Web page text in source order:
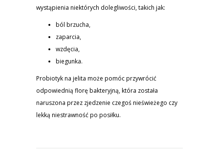
wystąpienia niektórych dolegliwości, takich jak:
ból brzucha,
zaparcia,
wzdęcia,
biegunka.
Probiotyk na jelita może pomóc przywrócić
odpowiednią florę bakteryjną, która została
naruszona przez zjedzenie czegoś nieświeżego czy
lekką niestrawność po posiłku.